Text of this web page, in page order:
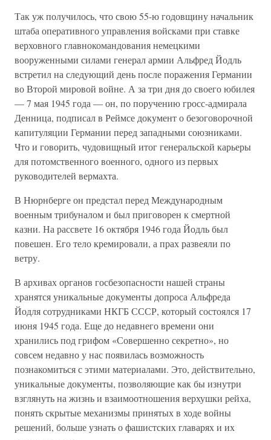
Так уж получилось, что свою 55-ю годовщину начальник
штаба оперативного управления войсками при ставке
верховного главнокомандования немецкими
вооруженными силами генерал армии Альфред Йодль
встретил на следующий день после поражения Германии
во Второй мировой войне. А за три дня до своего юбилея
— 7 мая 1945 года — он, по поручению гросс-адмирала
Денница, подписал в Реймсе документ о безоговорочной
капитуляции Германии перед западными союзниками.
Что и говорить, чудовищный итог генеральской карьеры
для потомственного военного, одного из первых
руководителей вермахта.
В Нюрнберге он предстал перед Международным
военным трибуналом и был приговорен к смертной
казни. На рассвете 16 октября 1946 года Йодль был
повешен. Его тело кремировали, а прах развеяли по
ветру.
В архивах органов госбезопасности нашей страны
хранятся уникальные документы допроса Альфреда
Йодля сотрудниками НКГБ СССР, который состоялся 17
июня 1945 года. Еще до недавнего времени они
хранились под грифом «Совершенно секретно», но
совсем недавно у нас появилась возможность
познакомиться с этими материалами. Это, действительно,
уникальные документы, позволяющие как бы изнутри
взглянуть на жизнь и взаимоотношения верхушки рейха,
понять скрытые механизмы принятых в ходе войны
решений, больше узнать о фашистских главарях и их